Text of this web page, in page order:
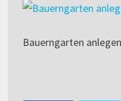
Bauerngarten anlegen